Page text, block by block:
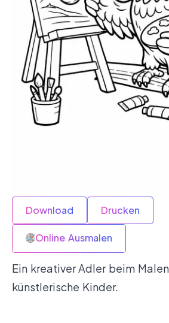
Download Drucken
Online Ausmalen
Ein kreativer Adler beim
künstlerische Kinder.